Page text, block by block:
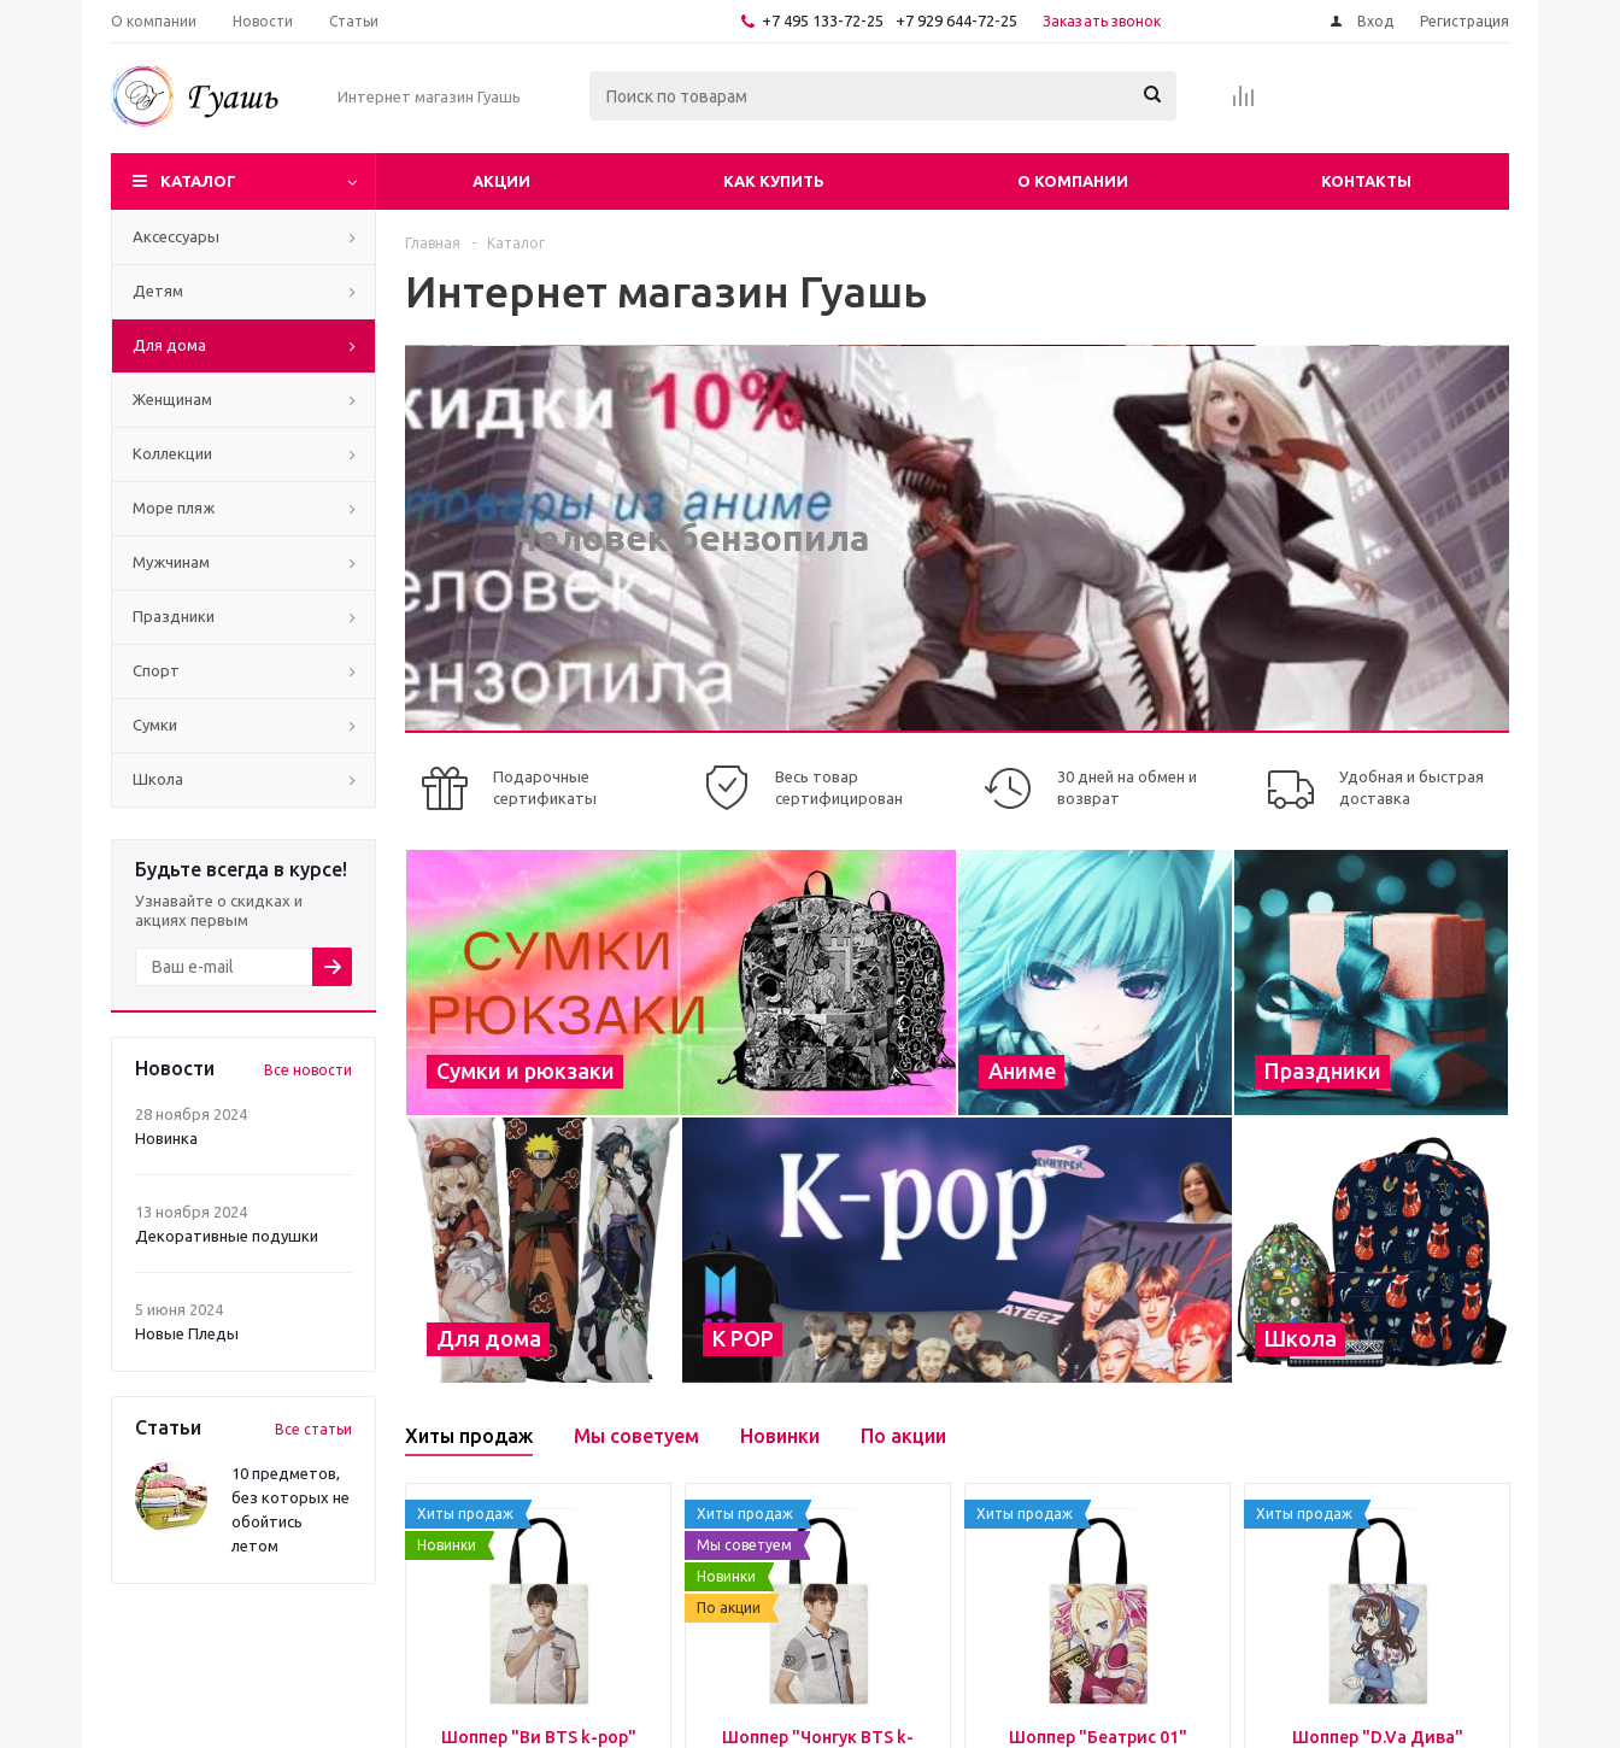
О компании Новости Статьи +7 495 133-72-25 +7 929 644-72-25 Заказать звонок Вход Регистрация
Интернет магазин Гуашь
КАТАЛОГ АКЦИИ КАК КУПИТЬ О КОМПАНИИ КОНТАКТЫ
Аксессуары
Детям
Для дома
Женщинам
Коллекции
Море пляж
Мужчинам
Праздники
Спорт
Сумки
Школа
Будьте всегда в курсе!
Узнавайте о скидках и
акциях первым
Новости Все новости
28 ноября 2024
Новинка
13 ноября 2024
Декоративные подушки
5 июня 2024
Новые Пледы
Статьи Все статьи
10 предметов,
без которых не
обойтись
летом
Главная - Каталог
Интернет магазин Гуашь
Человек бензопила
Подарочные
сертификаты
Весь товар
сертифицирован
30 дней на обмен и
возврат
Удобная и быстрая
доставка
Сумки и рюкзаки Аниме Праздники
Для дома К POP Школа
Хиты продаж Мы советуем Новинки По акции
Хиты продаж
Новинки
Шоппер "Ви BTS k-pop"
Хиты продаж
Мы советуем
Новинки
По акции
Шоппер "Чонгук BTS k-
Хиты продаж
Шоппер "Беатрис 01"
Хиты продаж
Шоппер "D.Va Дива"